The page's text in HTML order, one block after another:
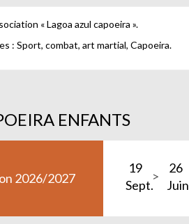
« Lagoa azul capoeira ».
: Sport, combat, art martial, Capoeira.
ENFANTS
2026/2027
19
Sept.
26
Juin